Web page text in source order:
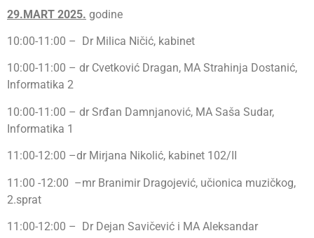
29.MART 2025. godine
10:00-11:00 – Dr Milica Ničić, kabinet
10:00-11:00 – dr Cvetković Dragan, MA Strahinja Dostanić,
Informatika 2
10:00-11:00 – dr Srđan Damnjanović, MA Saša Sudar,
Informatika 1
11:00-12:00 –dr Mirjana Nikolić, kabinet 102/II
11:00 -12:00 –mr Branimir Dragojević, učionica muzičkog,
2.sprat
11:00-12:00 – Dr Dejan Savičević i MA Aleksandar